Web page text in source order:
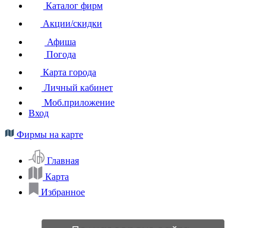
Каталог фирм
Акции/скидки
Афиша
Погода
Карта города
Личный кабинет
Моб.приложение
Вход
Фирмы на карте
Главная
Карта
Избранное